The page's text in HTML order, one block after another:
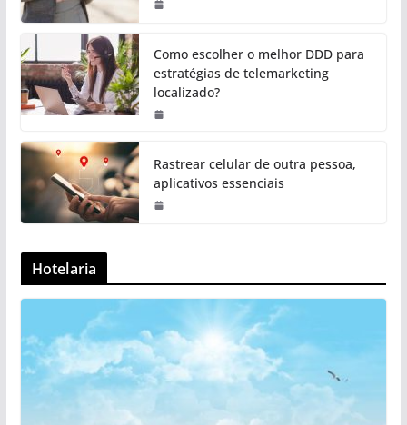
Como escolher o melhor DDD para
estratégias de telemarketing
localizado?
Rastrear celular de outra pessoa,
aplicativos essenciais
Hotelaria